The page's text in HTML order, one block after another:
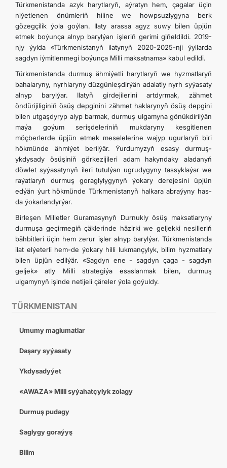
TÜRKMENISTAN
Umumy maglumatlar
Daşary syýasaty
Ykdysadyýet
«AWAZA» Milli syýahatçylyk zolagy
Durmuş pudagy
Saglygy goraýyş
Bilim
Türkmenistanda azyk harytlaryň, aýratyn hem, çagalar üçin
niýetlenen önümleriň hiline we howpsuzlygyna berk
gözegçilik ýola goýlan. Ilaty arassa agyz suwy bilen üpjün
etmek boýunça alnyp barylýan işleriň gerimi giňeldildi. 2019-
njy ýylda «Türkmenistanyň ilatynyň 2020-2025-nji ýyllarda
sagdyn iýmitlenmegi boýunça Milli maksatnama» kabul edildi.
Türkmenistanda durmuş ähmiýetli harytlaryň we hyzmatlaryň
bahalaryny, nyrhlaryny düzgünleşdirýän adalatly nyrh syýasaty
alnyp barylýar. Ilatyň girdejilerini artdyrmak, zähmet
öndürijiliginiň ösüş depginini zähmet haklarynyň ösüş depgini
bilen utgaşdyryp alyp barmak, durmuş ulgamyna gönükdirilýän
maýa goýum serişdeleriniň mukdaryny kesgitlenen
möçberlerde üpjün etmek meselelerine wajyp ugurlaryň biri
hökmünde ähmiýet berilýär. Ýurdumyzyň esasy durmuş-
ykdysady ösüşiniň görkezijileri adam hakyndaky aladanyň
döwlet syýasatynyň ileri tutulýan ugrudygyny tassyklaýar we
raýatlaryň durmuş goraglylygynyň ýokary derejesini üpjün
edýän ýurt hökmünde Türkmenistanyň halkara abraýyny has-
da ýokarlandyrýar.
Birleşen Milletler Guramasynyň Durnukly ösüş maksatlaryny
durmuşa geçirmegiň çäklerinde häzirki we geljekki nesilleriň
bähbitleri üçin hem zerur işler alnyp barylýar. Türkmenistanda
ilat elýeterli hem-de ýokary hilli lukmançylyk, bilim hyzmatlary
bilen üpjün edilýär. «Sagdyn ene - sagdyn çaga - sagdyn
geljek» atly Milli strategiýa esaslanmak bilen, durmuş
ulgamynyň işinde netijeli çäreler ýola goýuldy.